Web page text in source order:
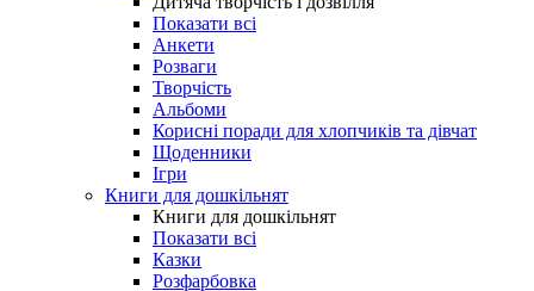
Показати всі
Анкети
Розваги
Творчість
Альбоми
Корисні поради для хлопчиків та дівчат
Щоденники
Ігри
Книги для дошкільнят
Книги для дошкільнят
Показати всі
Казки
Розфарбовка